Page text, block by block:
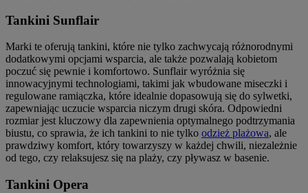
Tankini Sunflair
Marki te oferują tankini, które nie tylko zachwycają różnorodnymi
dodatkowymi opcjami wsparcia, ale także pozwalają kobietom
poczuć się pewnie i komfortowo. Sunflair wyróżnia się
innowacyjnymi technologiami, takimi jak wbudowane miseczki i
regulowane ramiączka, które idealnie dopasowują się do sylwetki,
zapewniając uczucie wsparcia niczym drugi skóra. Odpowiedni
rozmiar jest kluczowy dla zapewnienia optymalnego podtrzymania
biustu, co sprawia, że ich tankini to nie tylko odzież plażowa, ale
prawdziwy komfort, który towarzyszy w każdej chwili, niezależnie
od tego, czy relaksujesz się na plaży, czy pływasz w basenie.
Tankini Opera